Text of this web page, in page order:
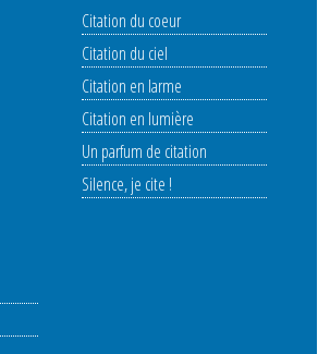
Citation du coeur
Citation du ciel
Citation en larme
Citation en lumière
Un parfum de citation
Silence, je cite !